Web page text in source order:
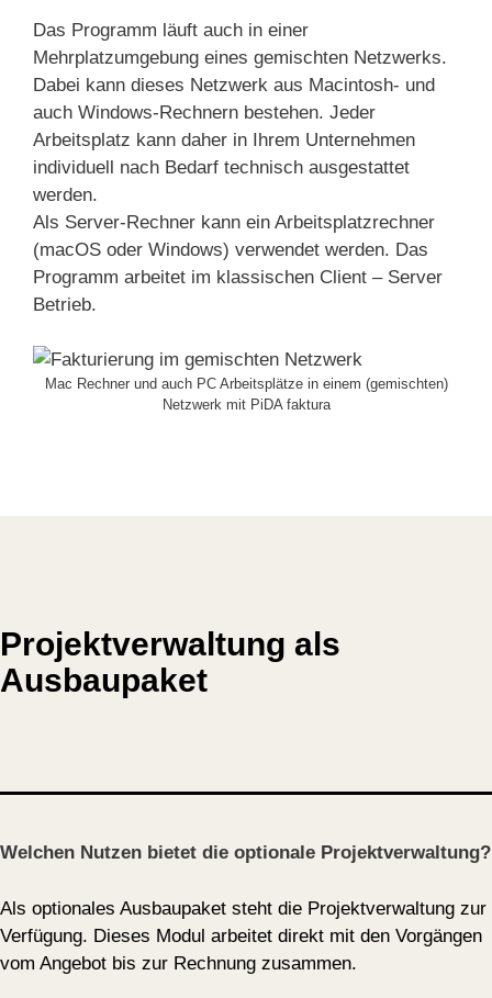
Das Programm läuft auch in einer
Mehrplatzumgebung eines gemischten Netzwerks.
Dabei kann dieses Netzwerk aus Macintosh- und
auch Windows-Rechnern bestehen. Jeder
Arbeitsplatz kann daher in Ihrem Unternehmen
individuell nach Bedarf technisch ausgestattet
werden.
Als Server-Rechner kann ein Arbeitsplatzrechner
(macOS oder Windows) verwendet werden. Das
Programm arbeitet im klassischen Client – Server
Betrieb.
Mac Rechner und auch PC Arbeitsplätze in einem (gemischten)
Netzwerk mit PiDA faktura
Projektverwaltung als
Ausbaupaket
Welchen Nutzen bietet die optionale Projektverwaltung?
Als optionales Ausbaupaket steht die Projektverwaltung zur
Verfügung. Dieses Modul arbeitet direkt mit den Vorgängen
vom Angebot bis zur Rechnung zusammen.